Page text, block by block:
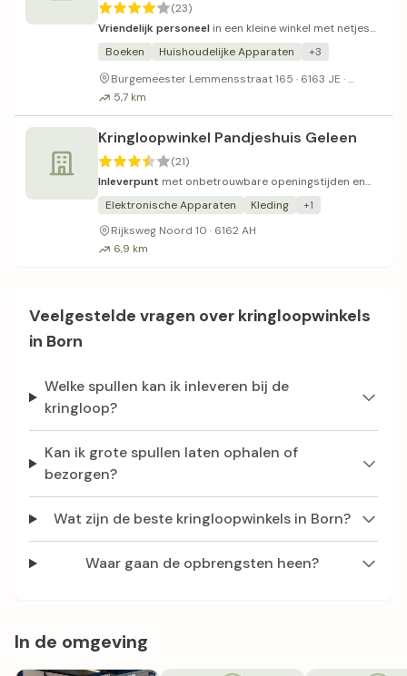
(23)
Vriendelijk personeel in een kleine winkel met netjes
gesorteerd aanbod.
Boeken Huishoudelijke Apparaten
+3
Burgemeester Lemmensstraat 165 · 6163 JE ·
5,7 km
Kringloopwinkel Pandjeshuis Geleen
(21)
Inleverpunt met onbetrouwbare openingstijden en
wisselvallige service.
Elektronische Apparaten Kleding
+1
Rijksweg Noord 10 · 6162 AH
6,9 km
Veelgestelde vragen over kringloopwinkels
in Born
Welke spullen kan ik inleveren bij de
kringloop?
Kan ik grote spullen laten ophalen of
bezorgen?
Wat zijn de beste kringloopwinkels in Born?
Waar gaan de opbrengsten heen?
In de omgeving